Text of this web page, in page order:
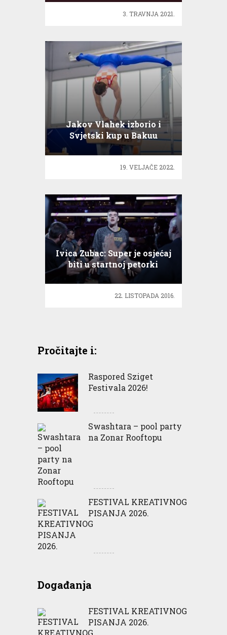
3. TRAVNJA 2021.
Jakov Vlahek izborio i
Svjetski kup u Bakuu
19. VELJAČE 2022.
Ivica Zubac: Super je osjećaj
biti u startnoj petorki
22. LISTOPADA 2016.
Pročitajte i:
Raspored Sziget
Festivala 2026!
Swashtara – pool party
na Zonar Rooftopu
FESTIVAL KREATIVNOG
PISANJA 2026.
Događanja
FESTIVAL KREATIVNOG
PISANJA 2026.